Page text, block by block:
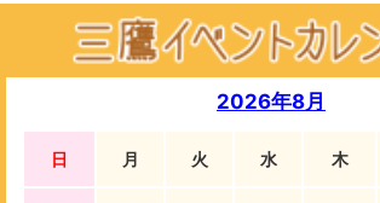
2026年8月
日 月 火 水 木